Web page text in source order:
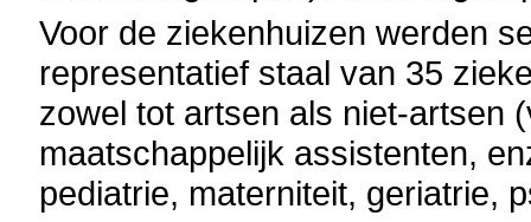
Voor de ziekenhuizen werden
representatief staal van 35
zowel tot artsen als niet-artsen
maatschappelijk assistenten,
pediatrie, materniteit, geriatrie,